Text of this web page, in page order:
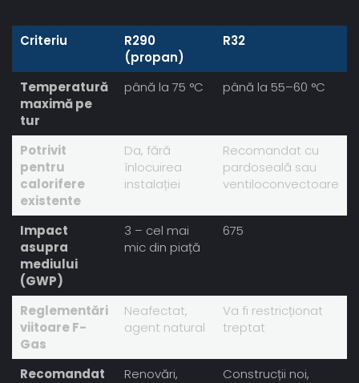
Criteriu
R290
(propan)
R32
Temperatură
maximă pe
tur
până la 75 °C până la 55–60 °C
Potrivit
pentru
calorifere
existente
Da, fără
înlocuirea
instalației
Recomandat cu
pardoseală sau
ventiloconvectoare
Impact
asupra
mediului
(GWP)
3 – cel mai
mic din piață
675
Reglementări
viitoare F-
Gas
Neafectat,
agent natural
Va fi restricționat
treptat
Recomandat
Renovări,
Construcții noi,